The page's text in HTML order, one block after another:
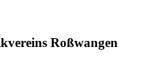
Roßwangen